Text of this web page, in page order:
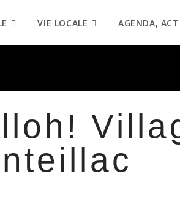
VIE LOCALE AGENDA,